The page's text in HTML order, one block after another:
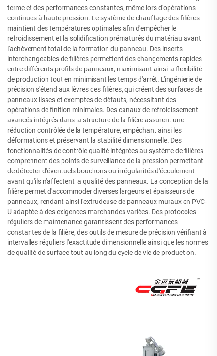
terme et des performances constantes, même lors d'opérations
continues à haute pression. Le système de chauffage des filières
maintient des températures optimales afin d'empêcher le
refroidissement et la solidification prématurés du matériau avant
l'achèvement total de la formation du panneau. Des inserts
interchangeables de filières permettent des changements rapides
entre différents profils de panneaux, maximisant ainsi la flexibilité
de production tout en minimisant les temps d'arrêt. L'ingénierie de
précision s'étend aux lèvres des filières, qui créent des surfaces de
panneaux lisses et exemptes de défauts, nécessitant des
opérations de finition minimales. Des canaux de refroidissement
avancés intégrés dans la structure de la filière assurent une
réduction contrôlée de la température, empêchant ainsi les
déformations et préservant la stabilité dimensionnelle. Des
fonctionnalités de contrôle qualité intégrées au système de filières
comprennent des points de surveillance de la pression permettant
de détecter d'éventuels bouchons ou irrégularités d'écoulement
avant qu'ils n'affectent la qualité des panneaux. La conception de la
filière permet d'accommoder diverses largeurs et épaisseurs de
panneaux, rendant ainsi l'extrudeuse de panneaux muraux en PVC-
U adaptée à des exigences marchandes variées. Des protocoles
réguliers de maintenance garantissent des performances
constantes de la filière, des outils de mesure de précision vérifiant à
intervalles réguliers l'exactitude dimensionnelle ainsi que les normes
de qualité de surface tout au long du cycle de vie de production.